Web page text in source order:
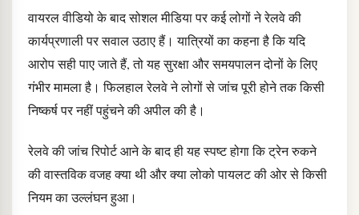
वायरल वीडियो के बाद सोशल मीडिया पर कई लोगों ने रेलवे की
कार्यप्रणाली पर सवाल उठाए हैं। यात्रियों का कहना है कि यदि
आरोप सही पाए जाते हैं, तो यह सुरक्षा और समयपालन दोनों के लिए
गंभीर मामला है। फिलहाल रेलवे ने लोगों से जांच पूरी होने तक किसी
निष्कर्ष पर नहीं पहुंचने की अपील की है।
रेलवे की जांच रिपोर्ट आने के बाद ही यह स्पष्ट होगा कि ट्रेन रुकने
की वास्तविक वजह क्या थी और क्या लोको पायलट की ओर से किसी
नियम का उल्लंघन हुआ।